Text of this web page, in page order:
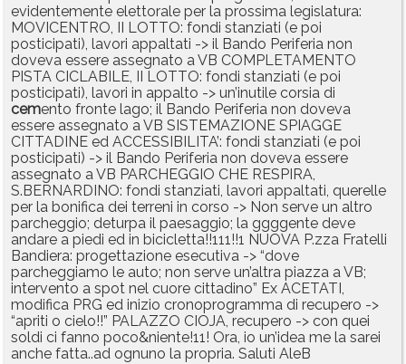
evidentemente elettorale per la prossima legislatura:
MOVICENTRO, II LOTTO: fondi stanziati (e poi
posticipati), lavori appaltati -> il Bando Periferia non
doveva essere assegnato a VB COMPLETAMENTO
PISTA CICLABILE, II LOTTO: fondi stanziati (e poi
posticipati), lavori in appalto -> un’inutile corsia di
cemento fronte lago; il Bando Periferia non doveva
essere assegnato a VB SISTEMAZIONE SPIAGGE
CITTADINE ed ACCESSIBILITA’: fondi stanziati (e poi
posticipati) -> il Bando Periferia non doveva essere
assegnato a VB PARCHEGGIO CHE RESPIRA,
S.BERNARDINO: fondi stanziati, lavori appaltati, querelle
per la bonifica dei terreni in corso -> Non serve un altro
parcheggio; deturpa il paesaggio; la ggggente deve
andare a piedi ed in bicicletta!!111!!1 NUOVA P.zza Fratelli
Bandiera: progettazione esecutiva -> “dove
parcheggiamo le auto; non serve un’altra piazza a VB;
intervento a spot nel cuore cittadino” Ex ACETATI,
modifica PRG ed inizio cronoprogramma di recupero ->
“apriti o cielo!!” PALAZZO CIOJA, recupero -> con quei
soldi ci fanno poco&niente!11! Ora, io un’idea me la sarei
anche fatta..ad ognuno la propria. Saluti AleB